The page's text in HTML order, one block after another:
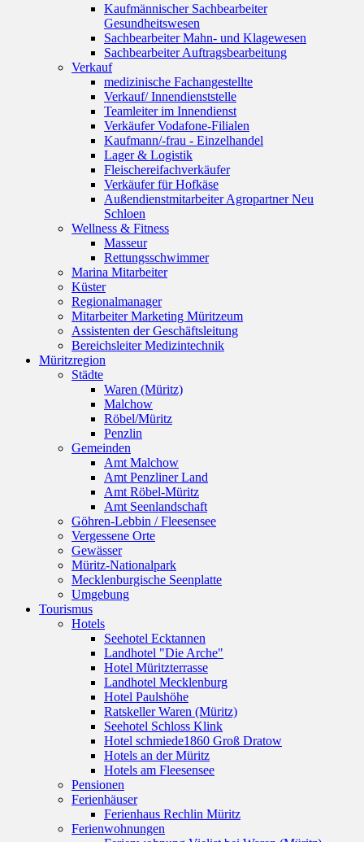
Kaufmännischer Sachbearbeiter
Gesundheitswesen
Sachbearbeiter Mahn- und Klagewesen
Sachbearbeiter Auftragsbearbeitung
Verkauf
medizinische Fachangestellte
Verkauf/ Innendienststelle
Teamleiter im Innendienst
Verkäufer Vodafone-Filialen
Kaufmann/-frau - Einzelhandel
Lager & Logistik
Fleischereifachverkäufer
Verkäufer für Hofkäse
Außendienstmitarbeiter Agropartner Neu
Schloen
Wellness & Fitness
Masseur
Rettungsschwimmer
Marina Mitarbeiter
Küster
Regionalmanager
Mitarbeiter Marketing Müritzeum
Assistenten der Geschäftsleitung
Bereichsleiter Medizintechnik
Müritzregion
Städte
Waren (Müritz)
Malchow
Röbel/Müritz
Penzlin
Gemeinden
Amt Malchow
Amt Penzliner Land
Amt Röbel-Müritz
Amt Seenlandschaft
Göhren-Lebbin / Fleesensee
Vergessene Orte
Gewässer
Müritz-Nationalpark
Mecklenburgische Seenplatte
Umgebung
Tourismus
Hotels
Seehotel Ecktannen
Landhotel "Die Arche"
Hotel Müritzterrasse
Landhotel Mecklenburg
Hotel Paulshöhe
Ratskeller Waren (Müritz)
Seehotel Schloss Klink
Hotel schmiede1860 Groß Dratow
Hotels an der Müritz
Hotels am Fleesensee
Pensionen
Ferienhäuser
Ferienhaus Rechlin Müritz
Ferienwohnungen